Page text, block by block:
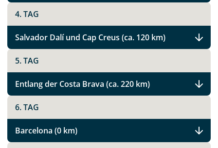
4. TAG
Salvador Dalí und Cap Creus (ca. 120 km)
5. TAG
Entlang der Costa Brava (ca. 220 km)
6. TAG
Barcelona (0 km)